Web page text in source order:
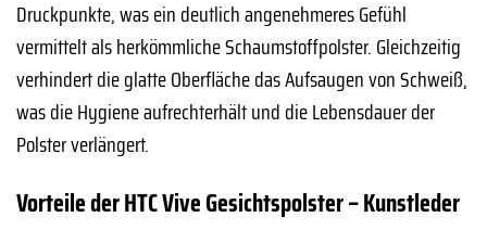
Druckpunkte, was ein deutlich angenehmeres Gefühl
vermittelt als herkömmliche Schaumstoffpolster. Gleichzeitig
verhindert die glatte Oberfläche das Aufsaugen von Schweiß,
was die Hygiene aufrechterhält und die Lebensdauer der
Polster verlängert.
Vorteile der HTC Vive Gesichtspolster – Kunstleder